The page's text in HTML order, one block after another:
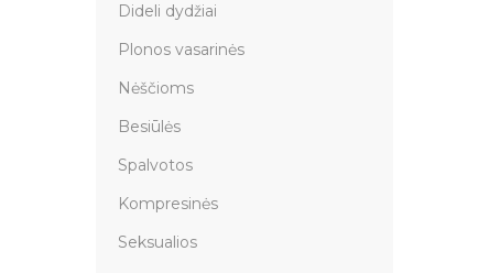
Dideli dydžiai
Plonos vasarinės
Nėščioms
Besiūlės
Spalvotos
Kompresinės
Seksualios